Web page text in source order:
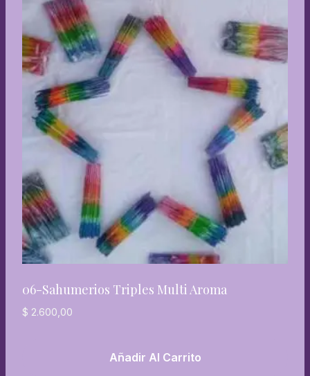
06-Sahumerios Triples Multi Aroma
$ 2.600,00
Añadir Al Carrito